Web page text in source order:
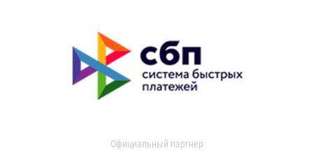
Официальный партнер